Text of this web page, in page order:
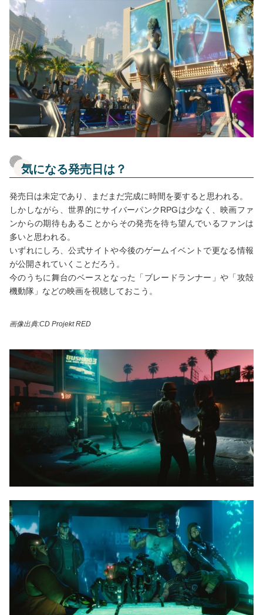
気になる発売日は？
発売日は未定であり、まだまだ完成に時間を要すると思われる。
しかしながら、世界的にサイバーパンクRPGは少なく、映画ファ
ンからの期待もあることからその発売を待ち望んでいるファンは
多いと思われる。
いずれにしろ、公式サイトや今後のゲームイベントで更なる情報
が公開されていくことだろう。
今のうちに舞台のベースとなった「ブレードランナー」や「攻殻
機動隊」などの映画を視聴しておこう。
画像出典:CD Projekt RED